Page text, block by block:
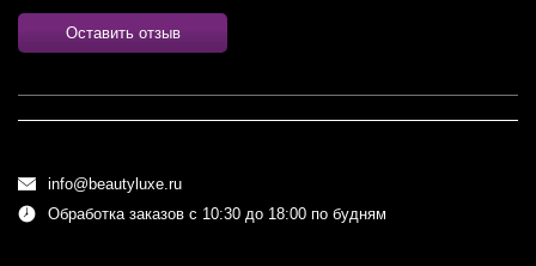
Оставить отзыв
info@beautyluxe.ru
Обработка заказов с 10:30 до 18:00 по будням